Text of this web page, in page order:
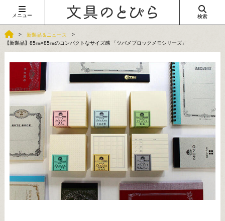
メニュー 検索
新製品＆ニュース
【新製品】85㎜×85㎜のコンパクトなサイズ感 「ツバメブロックメモシリーズ」